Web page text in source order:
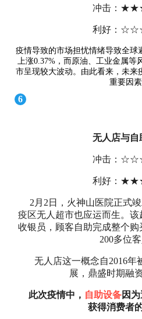
冲击：
利好：
疫情导致的市场担忧情绪导致全球
上涨0.37%，而原油、工业金属
市呈现较大波动。由此看来，未来
重要因素
6
无人店与自
冲击：
利好：
2月2日，火神山医院正式竣
疫区无人超市也应运而生。
收银员，顾客自助完成整个
200多位客
无人店这一概念自2016年
展，鼎盛时期融
此次疫情中， 自助设备因
获得消费者